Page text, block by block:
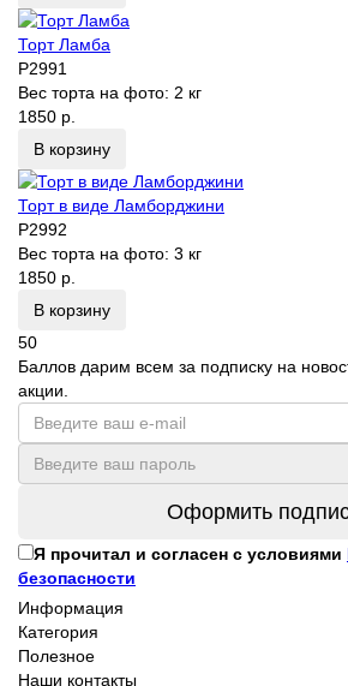
Торт Ламба
P2991
Вес торта на фото: 2 кг
1850 р.
В корзину
Торт в виде Ламборджини
P2992
Вес торта на фото: 3 кг
1850 р.
В корзину
50
Баллов дарим всем за подписку на
акции.
Оформить
Я прочитал и согласен с условиями
безопасности
Информация
Категория
Полезное
Наши контакты